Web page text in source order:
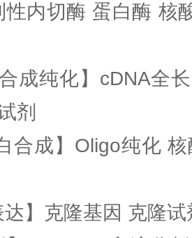
性内切酶 蛋白酶 核
合成纯化】cDNA全
剂
合成】Oligo纯化
达】克隆基因 克隆